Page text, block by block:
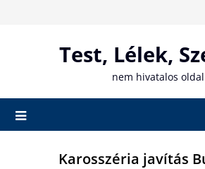
Test, Lélek,
nem hivatalos oldal
Karosszéria javítás